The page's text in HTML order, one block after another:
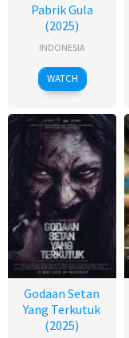
Pabrik Gula
(2025)
INDONESIA
WATCH
Godaan Setan
Yang Terkutuk
(2025)